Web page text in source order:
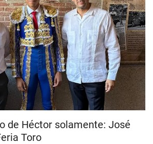
de Héctor solamente: José
Toro